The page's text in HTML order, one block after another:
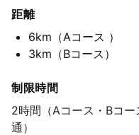
距離
6km （Aコース ）
3km （Bコース）
制限時間
2時間（Aコース・Bコー
通）